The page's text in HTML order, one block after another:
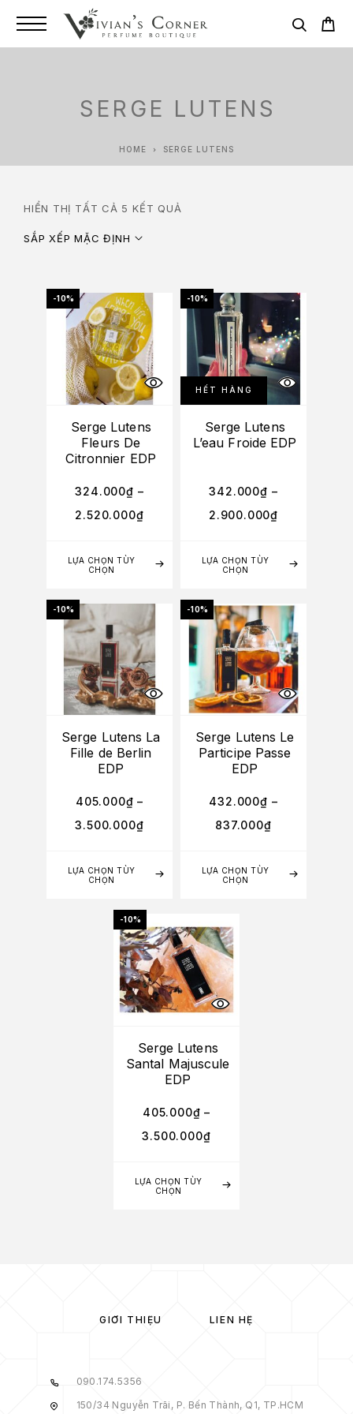
SERGE LUTENS
HOME SERGE LUTENS
HIỂN THỊ TẤT CẢ 5 KẾT QUẢ
SẮP XẾP MẶC ĐỊNH
-10%
LỰA CHỌN TÙY
CHỌN
Serge Lutens
Fleurs De
Citronnier EDP
324.000₫ –
2.520.000₫
-10%
HẾT HÀNG
LỰA CHỌN TÙY
CHỌN
Serge Lutens
L’eau Froide EDP
342.000₫ –
2.900.000₫
-10%
LỰA CHỌN TÙY
CHỌN
Serge Lutens La
Fille de Berlin
EDP
405.000₫ –
3.500.000₫
-10%
LỰA CHỌN TÙY
CHỌN
Serge Lutens Le
Participe Passe
EDP
432.000₫ –
837.000₫
-10%
LỰA CHỌN TÙY
CHỌN
Serge Lutens
Santal Majuscule
EDP
405.000₫ –
3.500.000₫
GIỚI THIỆU LIÊN HỆ
090.174.5356
150/34 Nguyễn Trãi, P. Bến Thành, Q1, TP.HCM